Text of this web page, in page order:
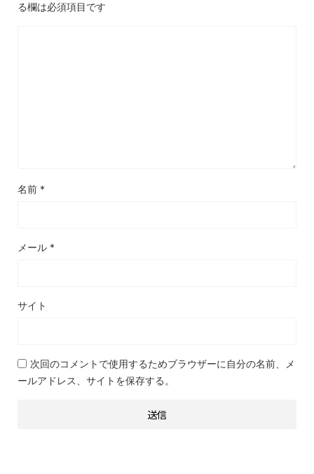
る欄は必須項目です
名前 *
メール *
サイト
次回のコメントで使用するためブラウザーに自分の名前、メ
ールアドレス、サイトを保存する。